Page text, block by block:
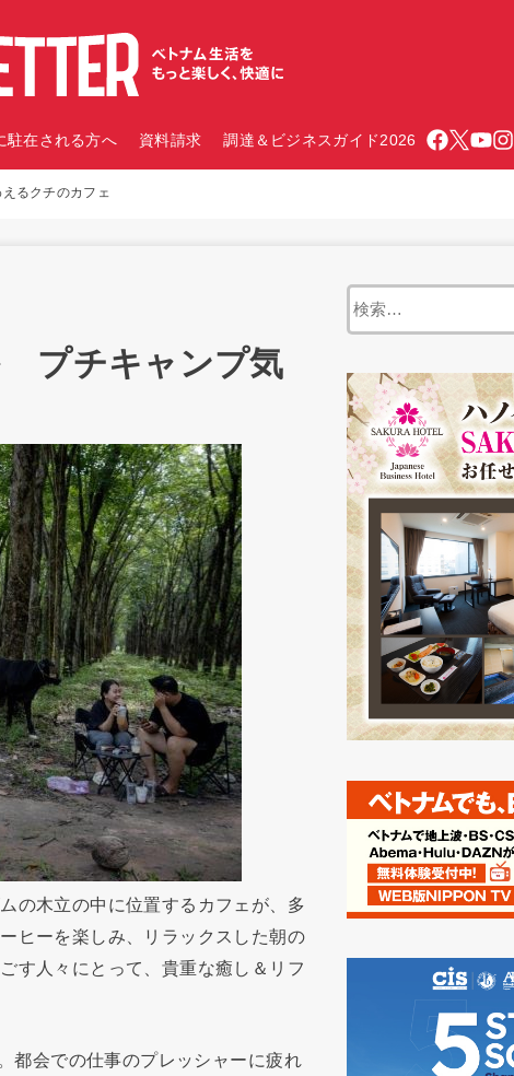
駐在される方へ 資料請求 調達＆ビジネスガイド2026
るクチのカフェ
プチキャンプ気
の木立の中に位置するカフェが、多
ヒーを楽しみ、リラックスした朝の
す人々にとって、貴重な癒し＆リフ
都会での仕事のプレッシャーに疲れ